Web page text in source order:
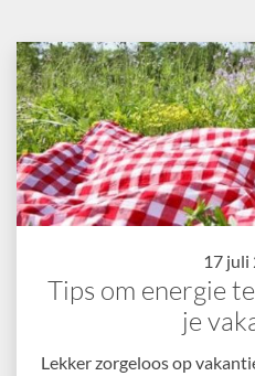
17 juli
Tips om energie
je
Lekker zorgeloos op